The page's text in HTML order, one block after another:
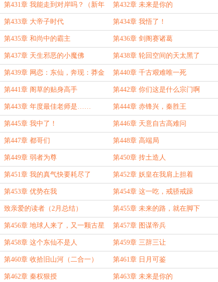
第431章 我能走到对岸吗？（新年
好）
第432章 未来是你的
第433章 大帝子时代 第434章 我悟了！
第435章 和尚中的霸主 第436章 剑阁赛诸葛
第437章 天生邪恶的小魔佛 第438章 轮回空间的天太黑了
第439章 网恋：东仙，奔现：莽金
刚
第440章 千古艰难唯一死
第441章 阁草的贴身高手 第442章 你们这是什么宗门啊
第443章 年度最佳老师是…… 第444章 赤锋兴，秦胜王
第445章 我中了！ 第446章 天意自古高难问
第447章 都哥们 第448章 高端局
第449章 弱者为尊 第450章 抟土造人
第451章 我的真气快要耗尽了 第452章 妖皇在我肩上担着
第453章 优势在我 第454章 这一吃，戒骄戒躁
致亲爱的读者（2月总结） 第455章 未来的路，就在脚下
第456章 地球人来了，又一颗古星
要沦陷了
第457章 图谋帝兵
第458章 这个东仙不是人 第459章 三辞三让
第460章 收拾旧山河（二合一） 第461章 日月可鉴
第462章 秦权狠授 第463章 未来是你的